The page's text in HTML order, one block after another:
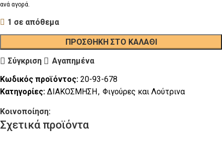
ανά αγορά.
1 σε απόθεμα
ΠΡΟΣΘΉΚΗ ΣΤΟ ΚΑΛΆΘΙ
Σύγκριση
Αγαπημένα
Κωδικός προϊόντος: 20-93-678
Κατηγορίες: ΔΙΑΚΟΣΜΗΣΗ, Φιγούρες και Λούτρινα
Κοινοποίηση:
Σχετικά προϊόντα